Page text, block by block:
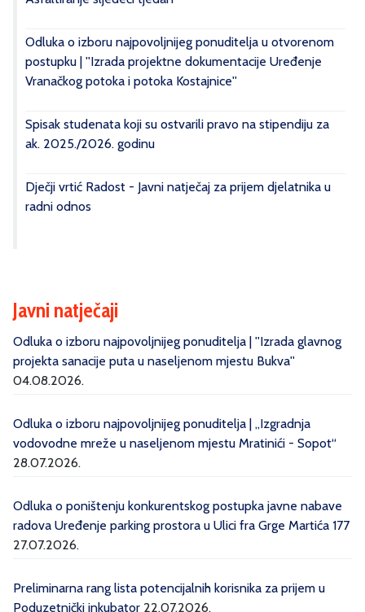
Odluka o izboru najpovoljnijeg ponuditelja u otvorenom
postupku | ''Izrada projektne dokumentacije Uređenje
Vranačkog potoka i potoka Kostajnice''
Spisak studenata koji su ostvarili pravo na stipendiju za
ak. 2025./2026. godinu
Dječji vrtić Radost - Javni natječaj za prijem djelatnika u
radni odnos
Javni natječaji
Odluka o izboru najpovoljnijeg ponuditelja | ''Izrada glavnog
projekta sanacije puta u naseljenom mjestu Bukva''
04.08.2026.
Odluka o izboru najpovoljnijeg ponuditelja | „Izgradnja
vodovodne mreže u naseljenom mjestu Mratinići - Sopot“
28.07.2026.
Odluka o poništenju konkurentskog postupka javne nabave
radova Uređenje parking prostora u Ulici fra Grge Martića 177
27.07.2026.
Preliminarna rang lista potencijalnih korisnika za prijem u
Poduzetnički inkubator 22.07.2026.